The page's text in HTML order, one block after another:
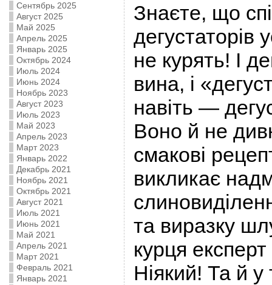
Сентябрь 2025
Август 2025
Май 2025
Апрель 2025
Январь 2025
Октябрь 2024
Июль 2024
Июнь 2024
Ноябрь 2023
Август 2023
Июль 2023
Май 2023
Апрель 2023
Март 2023
Январь 2022
Декабрь 2021
Ноябрь 2021
Октябрь 2021
Август 2021
Июль 2021
Июнь 2021
Май 2021
Апрель 2021
Март 2021
Февраль 2021
Январь 2021
Знаєте, що
дегустаторів
не курять! І
вина, і
навіть —
Воно й не
смакові
викликає
та виразку
курця
Ніякий! Та й у